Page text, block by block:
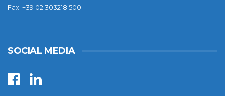
Fax: +39 02 303218.500
SOCIAL MEDIA